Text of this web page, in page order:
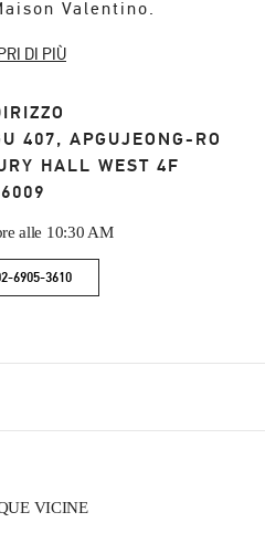
Valentino.
DI PIÙ
407, APGUJEONG-RO
HALL WEST 4F
alle 10:30 AM
6905-3610
VICINE